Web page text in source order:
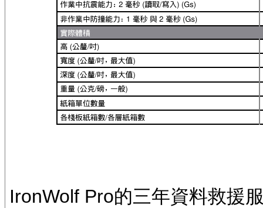
IronWolf Pro的三年資料救援